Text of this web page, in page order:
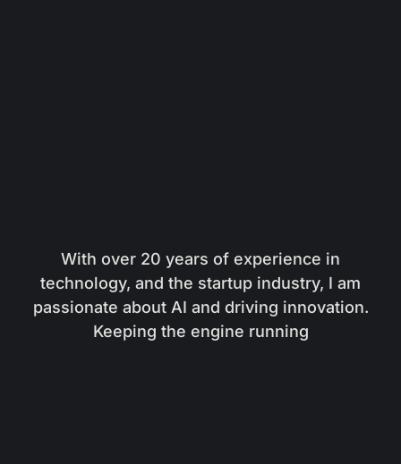
With over 20 years of experience in
technology, and the startup industry, I am
passionate about AI and driving innovation.
Keeping the engine running